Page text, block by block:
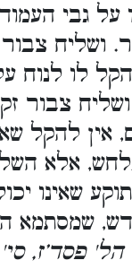
גבי
ושליח
לו לנוח
צבור
אין להקל
אלא
שאינו
שמסתמא
פסד’ז,